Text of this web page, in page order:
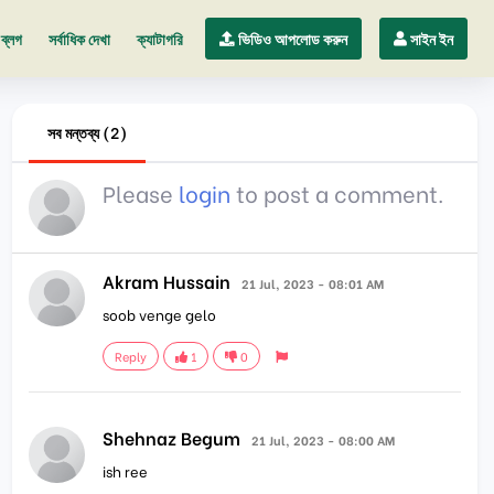
ব্লগ সর্বাধিক দেখা ক্যাটাগরি ভিডিও আপলোড করুন সাইন ইন
সব মন্তব্য (2)
Please login to post a comment.
Akram Hussain 21 Jul, 2023 - 08:01 AM
soob venge gelo
Reply 1 0
Shehnaz Begum 21 Jul, 2023 - 08:00 AM
ish ree